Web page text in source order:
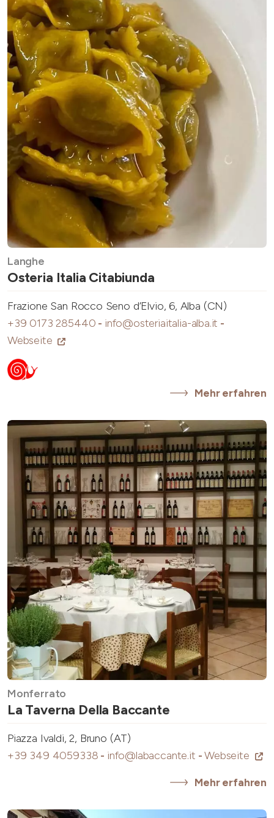
Langhe
Osteria Italia Citabiunda
Frazione San Rocco Seno d’Elvio, 6, Alba (CN)
+39 0173 285440 - info@osteriaitalia-alba.it -
Webseite
Mehr erfahren
Monferrato
La Taverna Della Baccante
Piazza Ivaldi, 2, Bruno (AT)
+39 349 4059338 - info@labaccante.it -Webseite
Mehr erfahren